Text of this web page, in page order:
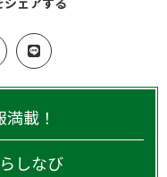
載！
しなび